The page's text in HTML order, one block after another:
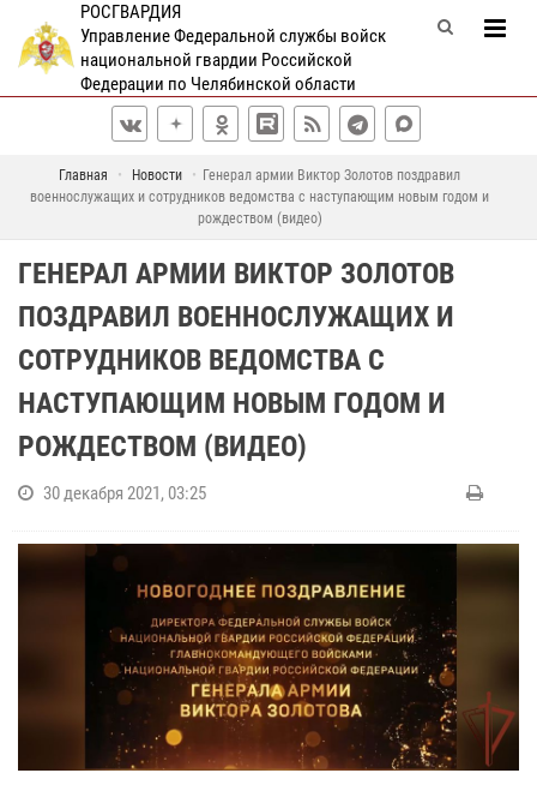
РОСГВАРДИЯ
Управление Федеральной службы войск
национальной гвардии Российской
Федерации по Челябинской области
Главная Новости
Генерал армии Виктор Золотов поздравил
военнослужащих и сотрудников ведомства с наступающим новым годом и
рождеством (видео)
ГЕНЕРАЛ АРМИИ ВИКТОР ЗОЛОТОВ
ПОЗДРАВИЛ ВОЕННОСЛУЖАЩИХ И
СОТРУДНИКОВ ВЕДОМСТВА С
НАСТУПАЮЩИМ НОВЫМ ГОДОМ И
РОЖДЕСТВОМ (ВИДЕО)
30 декабря 2021, 03:25